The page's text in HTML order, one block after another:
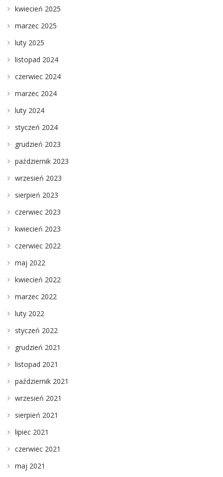
kwiecień 2025
marzec 2025
luty 2025
listopad 2024
czerwiec 2024
marzec 2024
luty 2024
styczeń 2024
grudzień 2023
październik 2023
wrzesień 2023
sierpień 2023
czerwiec 2023
kwiecień 2023
czerwiec 2022
maj 2022
kwiecień 2022
marzec 2022
luty 2022
styczeń 2022
grudzień 2021
listopad 2021
październik 2021
wrzesień 2021
sierpień 2021
lipiec 2021
czerwiec 2021
maj 2021